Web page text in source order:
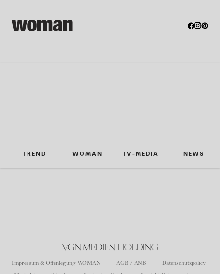
TREND WOMAN TV-MEDIA NEWS
VGN MEDIEN HOLDING
Impressum & Offenlegung WOMAN Datenschutzpolicy